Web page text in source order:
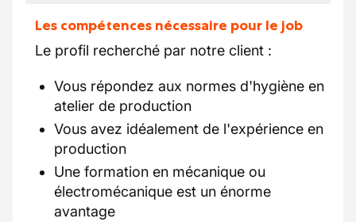
Les compétences nécessaire pour le job
Le profil recherché par notre client :
Vous répondez aux normes d'hygiène en
atelier de production
Vous avez idéalement de l'expérience en
production
Une formation en mécanique ou
électromécanique est un énorme
avantage